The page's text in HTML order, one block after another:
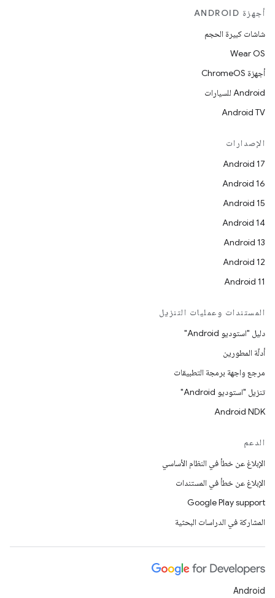
أجهزة ANDROID
شاشات كبيرة الحجم
Wear OS
أجهزة ChromeOS
Android للسيارات
Android TV
الإصدارات
Android 17
Android 16
Android 15
Android 14
Android 13
Android 12
Android 11
المستندات وعمليات التنزيل
دليل "استوديو Android"
أدلّة المطورين
مرجع واجهة برمجة التطبيقات
تنزيل "استوديو Android"
Android NDK
الدعم
الإبلاغ عن خطأ في النظام الأساسي
الإبلاغ عن خطأ في المستندات
Google Play support
المشاركة في الدراسات البحثية
Android